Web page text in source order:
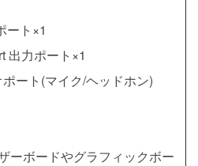
ート×1
出力ポート×1
ート(マイク/ヘッドホン)
ーボードやグラフィックボー